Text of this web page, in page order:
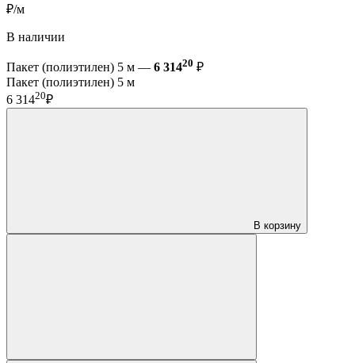
₽/м
В наличии
Пакет (полиэтилен) 5 м — 6 31420 ₽
Пакет (полиэтилен) 5 м
6 31420₽
В корзину